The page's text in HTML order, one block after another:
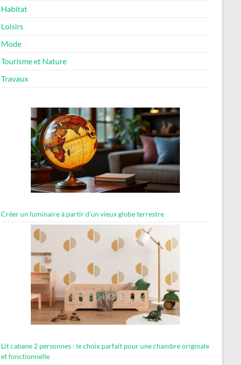
Habitat
Loisirs
Mode
Tourisme et Nature
Travaux
Créer un luminaire à partir d’un vieux globe terrestre
Lit cabane 2 personnes : le choix parfait pour une chambre originale
et fonctionnelle